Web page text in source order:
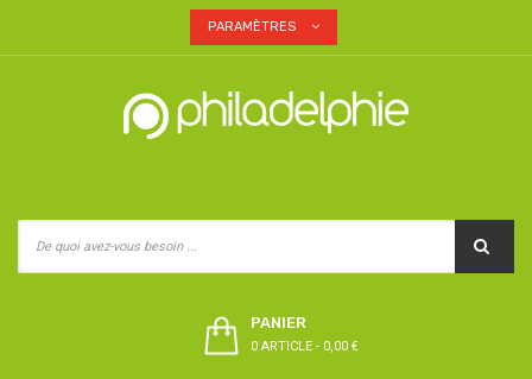
PARAMÈTRES
PANIER
0 ARTICLE - 0,00 €